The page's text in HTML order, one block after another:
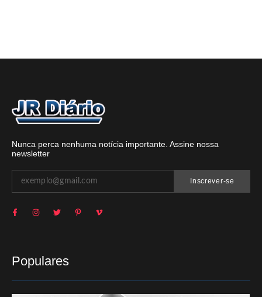
Nunca perca nenhuma notícia importante. Assine nossa
newsletter
Inscrever-se
Populares